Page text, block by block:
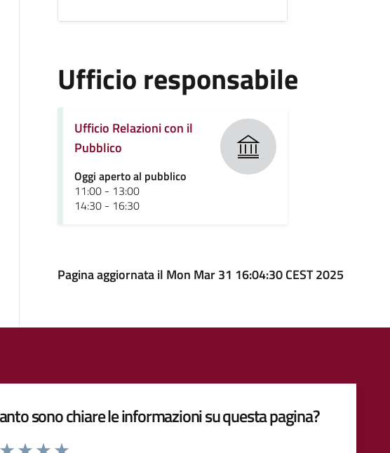
Ufficio responsabile
Ufficio Relazioni con il
Pubblico
Oggi aperto al pubblico
11:00 - 13:00
14:30 - 16:30
Pagina aggiornata il Mon Mar 31 16:04:30 CEST 2025
sono chiare le informazioni su questa pagina?
da 1 a 5 stelle la pagina